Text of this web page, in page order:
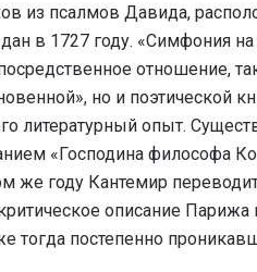
из псалмов Давида,
в 1727 году. «Симфония
отношение,
но и поэтической
литературный опыт.
«Господина философа
же году Кантемир
описание
тогда постепенно